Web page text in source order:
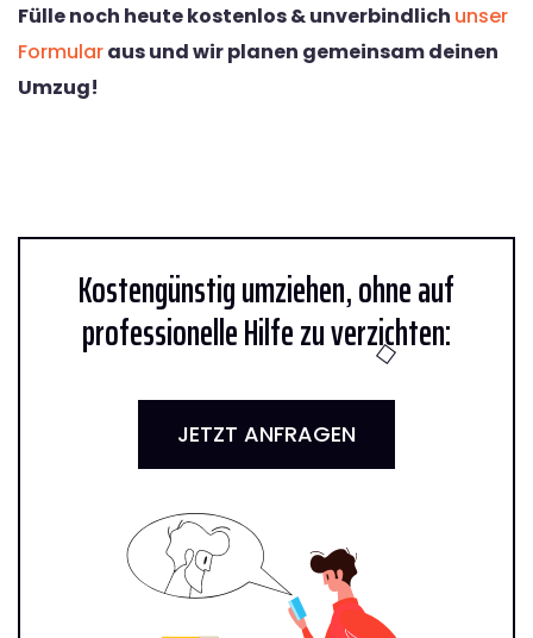
Fülle noch heute kostenlos & unverbindlich unser
Formularaus und wir planen gemeinsam deinen
Umzug!
Kostengünstig umziehen, ohne auf
professionelle Hilfe zu verzichten:
JETZT ANFRAGEN